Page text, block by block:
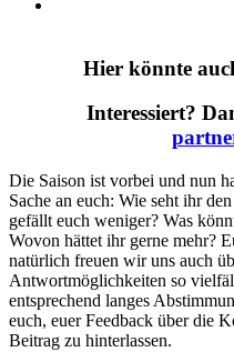
Hier könnte
Interessiert?
Die Saison ist vorbei und nun
Sache an euch: Wie seht ihr
gefällt euch weniger? Was
Wovon hättet ihr gerne mehr?
natürlich freuen wir uns auch
Antwortmöglichkeiten so
entsprechend langes
euch, euer Feedback über die
Beitrag zu hinterlassen.